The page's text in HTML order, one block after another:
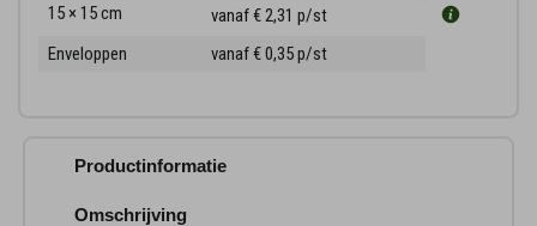
15 × 15 cm
vanaf € 2,31 p/st
Enveloppen
vanaf € 0,35p/st
Productinformatie
Omschrijving